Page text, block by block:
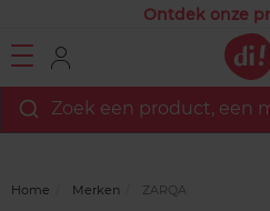
Ontdek onze
Zoek een product, een
Home Merken ZARQA